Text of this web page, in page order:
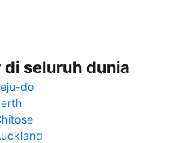
seluruh dunia
do